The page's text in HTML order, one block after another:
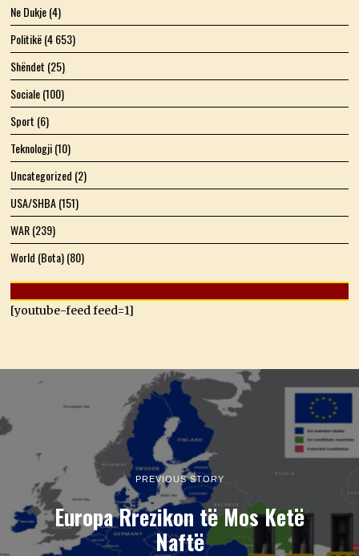
Ne Dukje(4)
Politikë(4 653)
Shëndet (25)
Sociale(100)
Sport (6)
Teknologji(10)
Uncategorized (2)
USA/SHBA(151)
WAR(239)
World (Bota)(80)
[youtube-feed feed=1]
PREVIOUS STORY
Europa Rrezikon të Mos Ketë
Naftë